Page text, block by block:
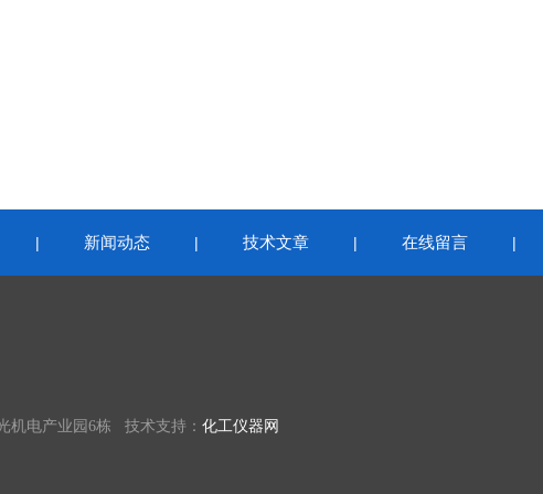
| 新闻动态 | 技术文章 | 在线留言 |
机电产业园6栋 技术支持： 化工仪器网